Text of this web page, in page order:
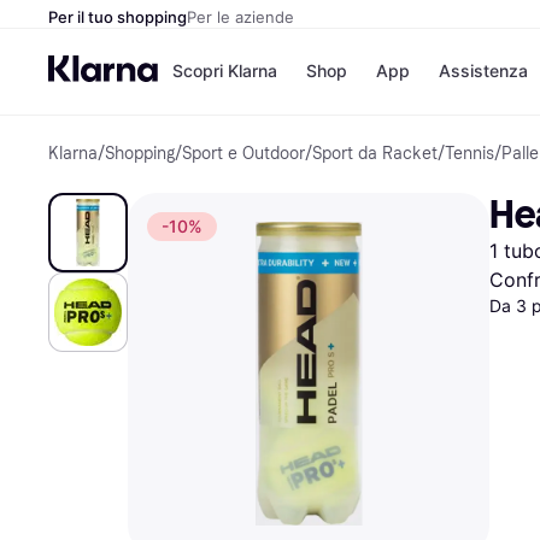
Per il tuo shoppingPer le aziende
Scopri Klarna
Opzioni di
Paga dopo 30 giorni
Finanziamento
Shop
Negozi
Unieuro
Media
eBay
Zalando
App Assistenza
Klarna/Shopping/Sport e Outdoor/Sport da Racket/Tennis/
-10%
1
Da 3